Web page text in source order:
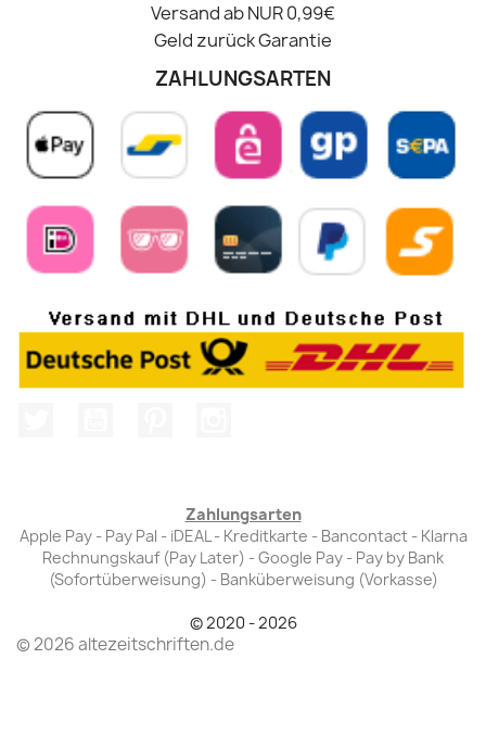
Versand ab NUR 0,99€
Geld zurück Garantie
ZAHLUNGSARTEN
Zahlungsarten
Apple Pay - Pay Pal - iDEAL - Kreditkarte - Bancontact - Klarna
Rechnungskauf (Pay Later) - Google Pay - Pay by Bank
(Sofortüberweisung) - Banküberweisung (Vorkasse)
© 2020 - 2026
© 2026 altezeitschriften.de